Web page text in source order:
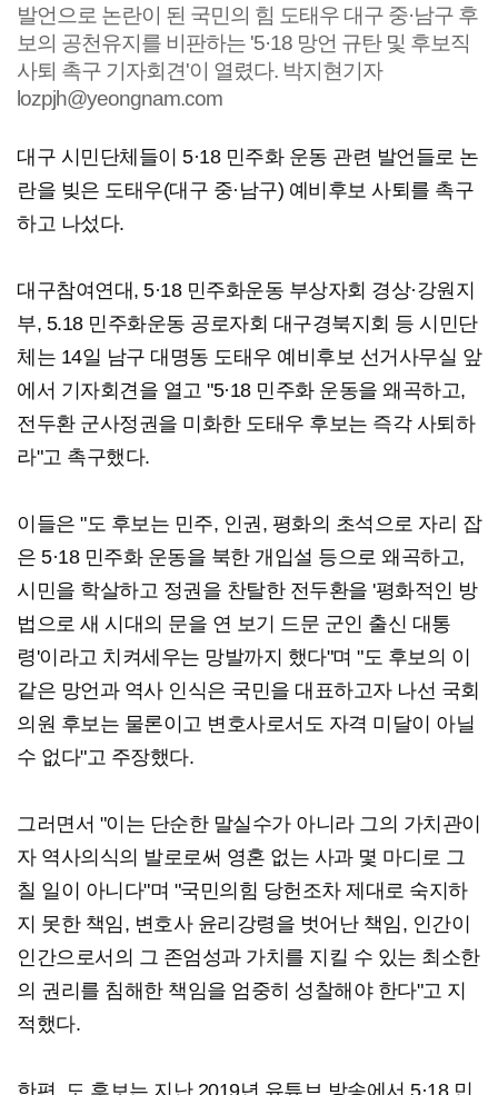
발언으로 논란이 된 국민의 힘 도태우 대구 중·남구 후
보의 공천유지를 비판하는 '5·18 망언 규탄 및 후보직
사퇴 촉구 기자회견'이 열렸다. 박지현기자
lozpjh@yeongnam.com
대구 시민단체들이 5·18 민주화 운동 관련 발언들로 논
란을 빚은 도태우(대구 중·남구) 예비후보 사퇴를 촉구
하고 나섰다.
대구참여연대, 5·18 민주화운동 부상자회 경상·강원지
부, 5.18 민주화운동 공로자회 대구경북지회 등 시민단
체는 14일 남구 대명동 도태우 예비후보 선거사무실 앞
에서 기자회견을 열고 "5·18 민주화 운동을 왜곡하고,
전두환 군사정권을 미화한 도태우 후보는 즉각 사퇴하
라"고 촉구했다.
이들은 "도 후보는 민주, 인권, 평화의 초석으로 자리 잡
은 5·18 민주화 운동을 북한 개입설 등으로 왜곡하고,
시민을 학살하고 정권을 찬탈한 전두환을 '평화적인 방
법으로 새 시대의 문을 연 보기 드문 군인 출신 대통
령'이라고 치켜세우는 망발까지 했다"며 "도 후보의 이
같은 망언과 역사 인식은 국민을 대표하고자 나선 국회
의원 후보는 물론이고 변호사로서도 자격 미달이 아닐
수 없다"고 주장했다.
그러면서 "이는 단순한 말실수가 아니라 그의 가치관이
자 역사의식의 발로로써 영혼 없는 사과 몇 마디로 그
칠 일이 아니다"며 "국민의힘 당헌조차 제대로 숙지하
지 못한 책임, 변호사 윤리강령을 벗어난 책임, 인간이
인간으로서의 그 존엄성과 가치를 지킬 수 있는 최소한
의 권리를 침해한 책임을 엄중히 성찰해야 한다"고 지
적했다.